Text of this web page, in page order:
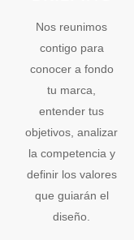
Nos reunimos
contigo para
conocer a fondo
tu marca,
entender tus
objetivos, analizar
la competencia y
definir los valores
que guiarán el
diseño.